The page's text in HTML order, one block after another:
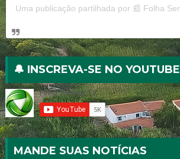
🔔 INSCREVA-SE NO YOUTUBE
MANDE SUAS NOTÍCIAS